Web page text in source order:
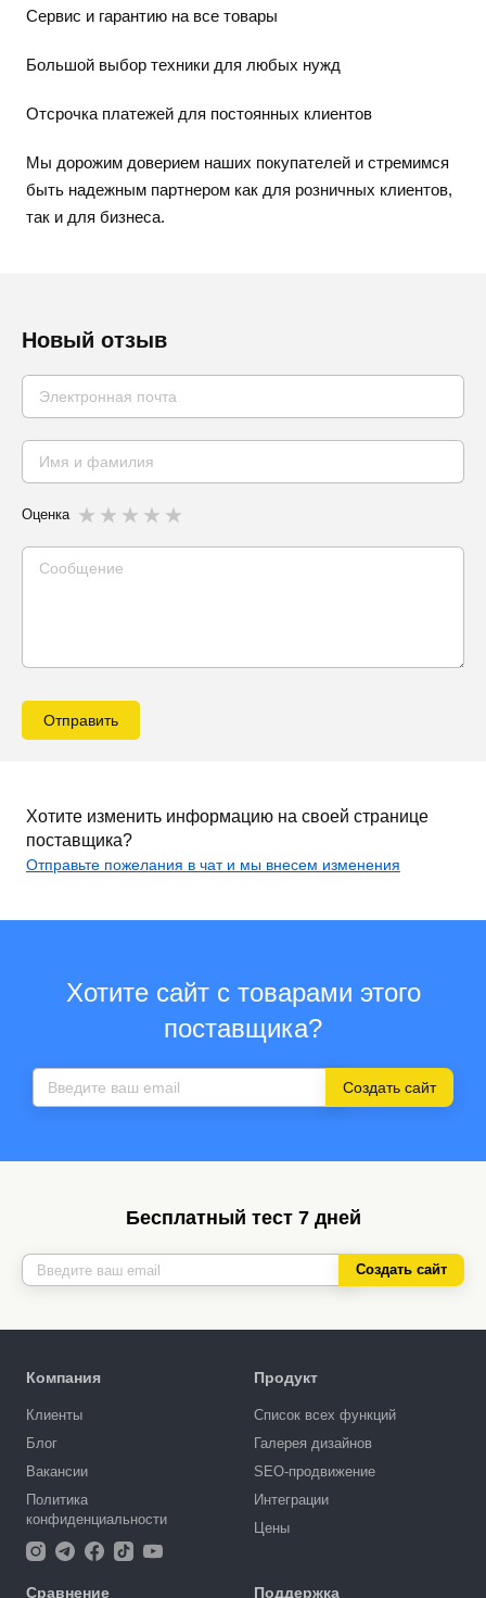
Сервис и гарантию на все товары
Большой выбор техники для любых нужд
Отсрочка платежей для постоянных клиентов
Мы дорожим доверием наших покупателей и стремимся
быть надежным партнером как для розничных клиентов,
так и для бизнеса.
Новый отзыв
Оценка
Отправить
Хотите изменить информацию на своей странице
поставщика?
Отправьте пожелания в чат и мы внесем изменения
Хотите сайт с товарами этого
поставщика?
Создать сайт
Бесплатный тест 7 дней
Создать сайт
Компания
Клиенты
Блог
Вакансии
Политика
конфиденциальности
Продукт
Список всех функций
Галерея дизайнов
SEO-продвижение
Интеграции
Цены
Сравнение Поддержка